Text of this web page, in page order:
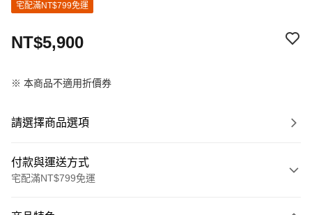
宅配滿NT$799免運
NT$5,900
※ 本商品不適用折價券
請選擇商品選項
付款與運送方式
宅配滿NT$799免運